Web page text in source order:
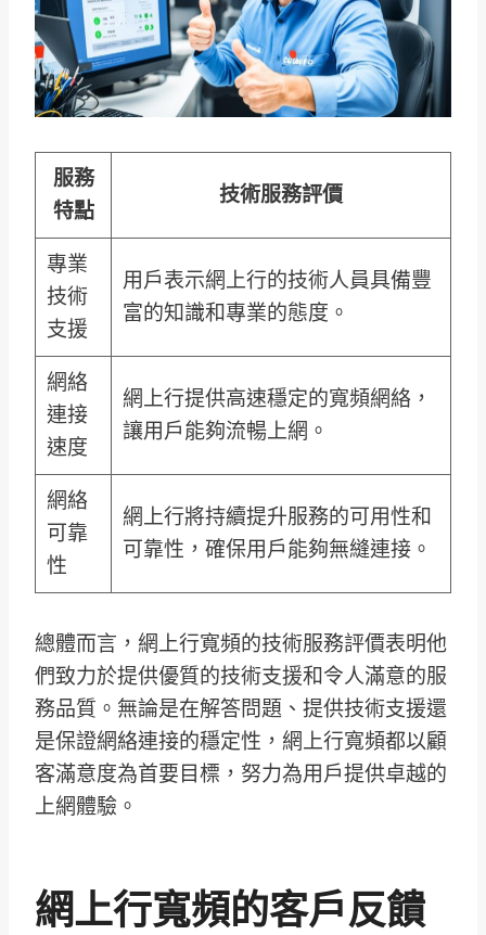
服務
特點
技術服務評價
專業
技術
支援
用戶表示網上行的技術人員具備豐
富的知識和專業的態度。
網絡
連接
速度
網上行提供高速穩定的寬頻網絡，
讓用戶能夠流暢上網。
網絡
可靠
性
網上行將持續提升服務的可用性和
可靠性，確保用戶能夠無縫連接。
總體而言，網上行寬頻的技術服務評價表明他
們致力於提供優質的技術支援和令人滿意的服
務品質。無論是在解答問題、提供技術支援還
是保證網絡連接的穩定性，網上行寬頻都以顧
客滿意度為首要目標，努力為用戶提供卓越的
上網體驗。
網上行寬頻的客戶反饋